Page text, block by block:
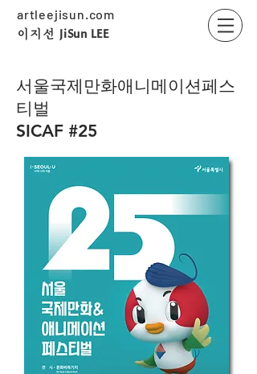
artleejisun.com
​이지선 JiSun LEE
서울국제만화애니메이션페스
티벌
SICAF #25